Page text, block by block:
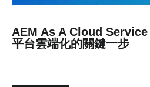
AEM As A Cloud Service
平台雲端化的關鍵一步